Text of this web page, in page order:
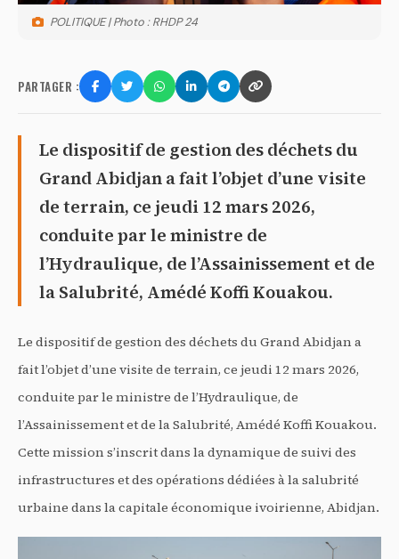
POLITIQUE | Photo : RHDP 24
PARTAGER :
Le dispositif de gestion des déchets du
Grand Abidjan a fait l’objet d’une visite
de terrain, ce jeudi 12 mars 2026,
conduite par le ministre de
l’Hydraulique, de l’Assainissement et de
la Salubrité, Amédé Koffi Kouakou.
Le dispositif de gestion des déchets du Grand Abidjan a
fait l’objet d’une visite de terrain, ce jeudi 12 mars 2026,
conduite par le ministre de l’Hydraulique, de
l’Assainissement et de la Salubrité, Amédé Koffi Kouakou.
Cette mission s’inscrit dans la dynamique de suivi des
infrastructures et des opérations dédiées à la salubrité
urbaine dans la capitale économique ivoirienne, Abidjan.